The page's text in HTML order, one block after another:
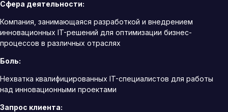
Сфера деятельности:
Компания, занимающаяся разработкой и внедрением
инновационных IT-решений для оптимизации бизнес-
процессов в различных отраслях
Боль:
Нехватка квалифицированных IT-специалистов для работы
над инновационными проектами
Запрос клиента: